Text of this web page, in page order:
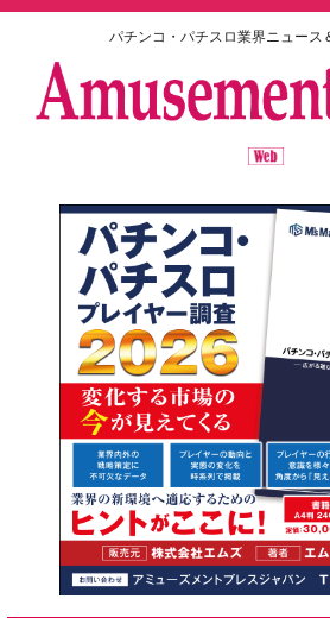
パチンコ・パチスロ業界ニュース